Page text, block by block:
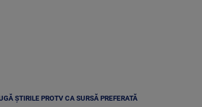
ȘTIRILE PROTV CA SURSĂ PREFERATĂ